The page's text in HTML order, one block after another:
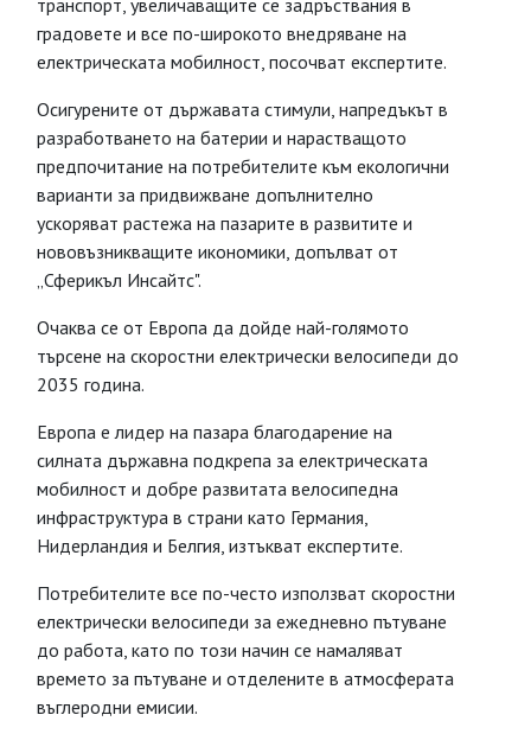
транспорт, увеличаващите се задръствания в
градовете и все по-широкото внедряване на
електрическата мобилност, посочват експертите.
Осигурените от държавата стимули, напредъкът в
разработването на батерии и нарастващото
предпочитание на потребителите към екологични
варианти за придвижване допълнително
ускоряват растежа на пазарите в развитите и
нововъзникващите икономики, допълват от
„Сферикъл Инсайтс".
Очаква се от Европа да дойде най-голямото
търсене на скоростни електрически велосипеди до
2035 година.
Европа е лидер на пазара благодарение на
силната държавна подкрепа за електрическата
мобилност и добре развитата велосипедна
инфраструктура в страни като Германия,
Нидерландия и Белгия, изтъкват експертите.
Потребителите все по-често използват скоростни
електрически велосипеди за ежедневно пътуване
до работа, като по този начин се намаляват
времето за пътуване и отделените в атмосферата
въглеродни емисии.